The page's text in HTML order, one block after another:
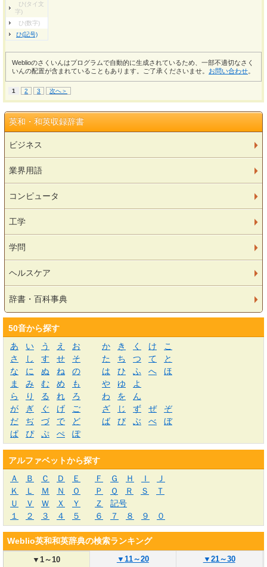
ひ(タイ文
字)
ひ(数字)
ひ(記号)
Weblioのさくいんはプログラムで自動的に生成されているため、一部不適切なさく
いんの配置が含まれていることもあります。ご了承くださいませ。 お問い合わせ
1 2 3 次へ＞
英和・和英収録辞書
ビジネス
業界用語
コンピュータ
工学
学問
ヘルスケア
辞書・百科事典
50音から探す
あ
い う え お か き く け
こ
さ
し す せ そ た ち つ て
と
な
に ぬ ね の は ひ ふ へ
ほ
ま
み む め も や ゆ
よ
ら
り る れ ろ わ を
ん
が
ぎ ぐ げ ご ざ じ ず ぜ
ぞ
だ
ぢ づ で ど ば び ぶ べ
ぼ
ぱ
ぴ ぷ ぺ ぽ
アルファベットから探す
Ａ
Ｂ Ｃ Ｄ Ｅ Ｆ Ｇ Ｈ Ｉ
Ｊ
Ｋ
Ｌ Ｍ Ｎ Ｏ Ｐ Ｑ Ｒ Ｓ
Ｔ
Ｕ
Ｖ Ｗ Ｘ Ｙ Ｚ
記号
１
２ ３ ４ ５ ６ ７ ８ ９ ０
Weblio英和和英辞典の検索ランキング
▼1～10 ▼ 11～20 ▼ 21～30